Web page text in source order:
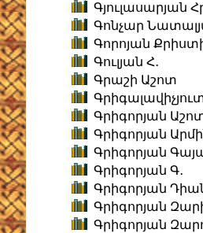
Գյուլասարյան
Գոնչար
Գորոյան
Գուլյան Հ․
Գրաշի Աշոտ
Գրիգորյան
Գրիգորյան
Գրիգորյան
Գրիգորյան Գ․
Գրիգորյան
Գրիգորյան
Գրիգորյան